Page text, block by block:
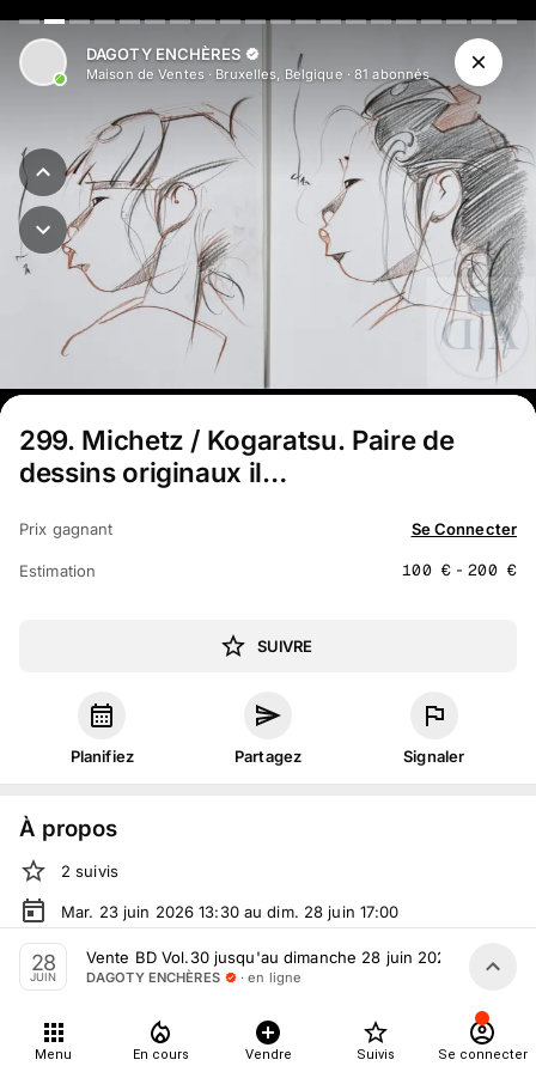
DAGOTY ENCHÈRES
Maison de Ventes· Bruxelles, Belgique ·81 abonnés
299. Michetz / Kogaratsu. Paire de
dessins originaux il…
Prix gagnant Se Connecter
Estimation 100 € -200 €
SUIVRE
Planifiez Partagez Signaler
À propos
2 suivis
Mar. 23 juin 2026 13:30 au dim. 28 juin 17:00
Vente volontaireorganiséeparDAGOTY ENCHÈRES
En ligne
Tout le monde peut participer
28
JUIN
Vente BD Vol.30 jusqu'au dimanche 28 juin 2026
DAGOTY ENCHÈRES · en ligne
Menu En cours Vendre Suivis Se connecter